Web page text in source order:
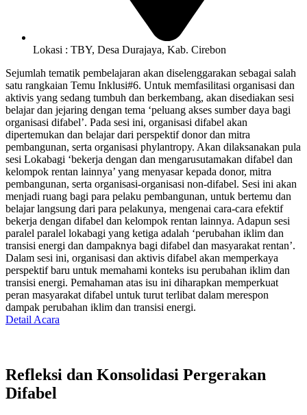
Lokasi : TBY, Desa Durajaya, Kab. Cirebon
Sejumlah tematik pembelajaran akan diselenggarakan sebagai salah
satu rangkaian Temu Inklusi#6. Untuk memfasilitasi organisasi dan
aktivis yang sedang tumbuh dan berkembang, akan disediakan sesi
belajar dan jejaring dengan tema ‘peluang akses sumber daya bagi
organisasi difabel’. Pada sesi ini, organisasi difabel akan
dipertemukan dan belajar dari perspektif donor dan mitra
pembangunan, serta organisasi phylantropy. Akan dilaksanakan pula
sesi Lokabagi ‘bekerja dengan dan mengarusutamakan difabel dan
kelompok rentan lainnya’ yang menyasar kepada donor, mitra
pembangunan, serta organisasi-organisasi non-difabel. Sesi ini akan
menjadi ruang bagi para pelaku pembangunan, untuk bertemu dan
belajar langsung dari para pelakunya, mengenai cara-cara efektif
bekerja dengan difabel dan kelompok rentan lainnya. Adapun sesi
paralel paralel lokabagi yang ketiga adalah ‘perubahan iklim dan
transisi energi dan dampaknya bagi difabel dan masyarakat rentan’.
Dalam sesi ini, organisasi dan aktivis difabel akan memperkaya
perspektif baru untuk memahami konteks isu perubahan iklim dan
transisi energi. Pemahaman atas isu ini diharapkan memperkuat
peran masyarakat difabel untuk turut terlibat dalam merespon
dampak perubahan iklim dan transisi energi.
Detail Acara
Refleksi dan Konsolidasi Pergerakan
Difabel